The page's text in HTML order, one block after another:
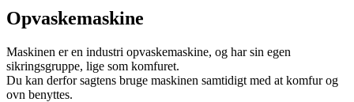
Opvaskemaskine
Maskinen er en industri opvaskemaskine, og har sin egen
sikringsgruppe, lige som komfuret.
Du kan derfor sagtens bruge maskinen samtidigt med at komfur og
ovn benyttes.